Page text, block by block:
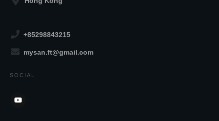
+85298843215
mysan.ft@gmail.com
SOCIAL